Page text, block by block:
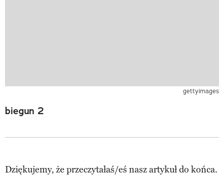
gettyimages
biegun 2
Dziękujemy, że przeczytałaś/eś nasz artykuł do końca.